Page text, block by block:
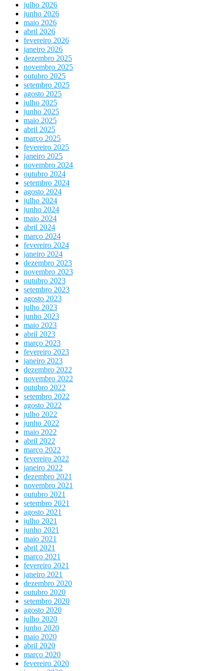
julho 2026
junho 2026
maio 2026
abril 2026
fevereiro 2026
janeiro 2026
dezembro 2025
novembro 2025
outubro 2025
setembro 2025
agosto 2025
julho 2025
junho 2025
maio 2025
abril 2025
março 2025
fevereiro 2025
janeiro 2025
novembro 2024
outubro 2024
setembro 2024
agosto 2024
julho 2024
junho 2024
maio 2024
abril 2024
março 2024
fevereiro 2024
janeiro 2024
dezembro 2023
novembro 2023
outubro 2023
setembro 2023
agosto 2023
julho 2023
junho 2023
maio 2023
abril 2023
março 2023
fevereiro 2023
janeiro 2023
dezembro 2022
novembro 2022
outubro 2022
setembro 2022
agosto 2022
julho 2022
junho 2022
maio 2022
abril 2022
março 2022
fevereiro 2022
janeiro 2022
dezembro 2021
novembro 2021
outubro 2021
setembro 2021
agosto 2021
julho 2021
junho 2021
maio 2021
abril 2021
março 2021
fevereiro 2021
janeiro 2021
dezembro 2020
outubro 2020
setembro 2020
agosto 2020
julho 2020
junho 2020
maio 2020
abril 2020
março 2020
fevereiro 2020